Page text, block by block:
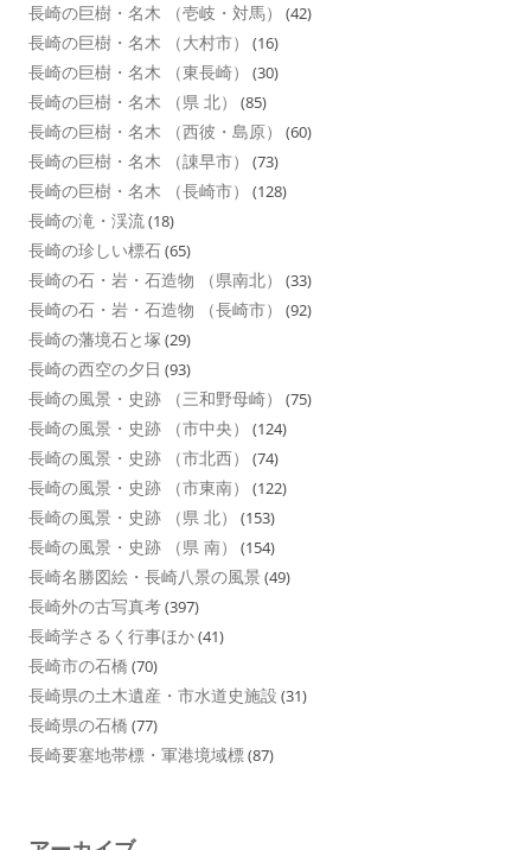
長崎の巨樹・名木 （壱岐・対馬） (42)
長崎の巨樹・名木 （大村市） (16)
長崎の巨樹・名木 （東長崎） (30)
長崎の巨樹・名木 （県 北） (85)
長崎の巨樹・名木 （西彼・島原） (60)
長崎の巨樹・名木 （諌早市） (73)
長崎の巨樹・名木 （長崎市） (128)
長崎の滝・渓流(18)
長崎の珍しい標石(65)
長崎の石・岩・石造物 （県南北） (33)
長崎の石・岩・石造物 （長崎市） (92)
長崎の藩境石と塚 (29)
長崎の西空の夕日 (93)
長崎の風景・史跡 （三和野母崎） (75)
長崎の風景・史跡 （市中央） (124)
長崎の風景・史跡 （市北西） (74)
長崎の風景・史跡 （市東南） (122)
長崎の風景・史跡 （県 北） (153)
長崎の風景・史跡 （県 南） (154)
長崎名勝図絵・長崎八景の風景 (49)
長崎外の古写真考(397)
長崎学さるく行事ほか(41)
長崎市の石橋 (70)
長崎県の土木遺産・市水道史施設 (31)
長崎県の石橋 (77)
長崎要塞地帯標・軍港境域標(87)